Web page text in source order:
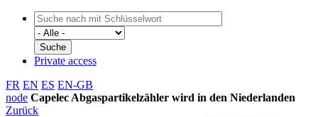
Private access
FR EN ES EN-GB
node Capelec Abgaspartikelzähler wird in den Niederlanden
Zurück